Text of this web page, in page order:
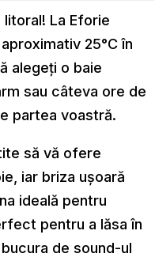
La Eforie
25°C în
alegeți o baie
sau câteva ore de
partea voastră.
să vă ofere
iar briza ușoară
ideală pentru
pentru a lăsa în
de sound-ul